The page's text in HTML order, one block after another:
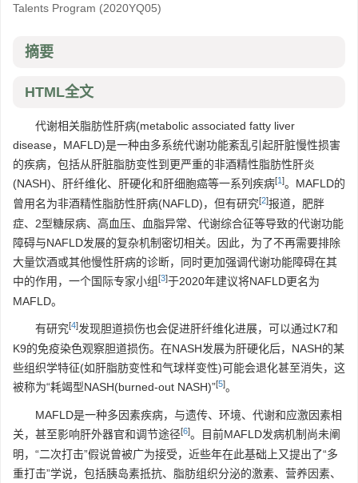
Talents Program (2020YQ05)
摘要
HTML全文
代谢相关脂肪性肝病(metabolic associated fatty liver
disease，MAFLD)是一种由多系统代谢功能紊乱引起肝脏慢性损害
的疾病，包括从肝脏脂肪变性到更严重的非酒精性脂肪性肝炎
(NASH)、肝纤维化、肝硬化和肝细胞癌等一系列疾病[1]。MAFLD的
曾用名为非酒精性脂肪性肝病(NAFLD)，但有研究[2]报道，肥胖
症、2型糖尿病、高血压、血脂异常、代谢综合征等导致的代谢功能
障碍与NAFLD发展的复杂机制密切相关。因此，为了不再需要排除
大量饮酒或其他慢性肝病的诊断，同时更加强调代谢功能障碍在其
中的作用，一个国际专家小组[3]于2020年建议将NAFLD更名为
MAFLD。
有研究[4]发现胆道损伤也会促进肝纤维化进展，可以通过K7和
K9的免疫染色观察胆道损伤。在NASH发展为肝硬化后，NASH的某
些组织学特征(如肝脂肪变性和气球样变性)可能会退化甚至消失，这
被称为“耗竭型NASH(burned-out NASH)”[5]。
MAFLD是一种多因素疾病，与遗传、环境、代谢和应激因素相
关，甚至影响肝外器官和调节途径[6]。目前MAFLD发病机制尚未阐
明，“二次打击”假说曾被广为接受，近些年在此基础上又提出了“多
重打击”学说，包括胰岛素抵抗、脂肪组织分泌的激素、营养因素、